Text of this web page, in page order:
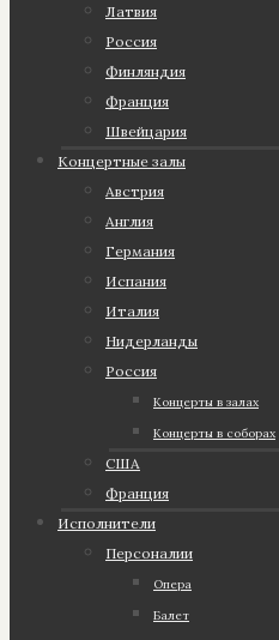
Латвия
Россия
Финляндия
Франция
Швейцария
Концертные залы
Австрия
Англия
Германия
Испания
Италия
Нидерланды
Россия
Концерты в залах
Концерты в соборах
США
Франция
Исполнители
Персоналии
Опера
Балет